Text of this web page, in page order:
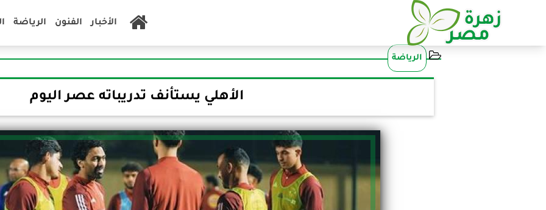
الأخبار الفنون الرياضة
الرياضة
الأهلي يستأنف تدريباته عصر اليوم